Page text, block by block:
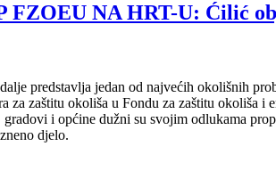
FZOEU NA HRT-U: Ćilić
predstavlja jedan od najvećih okolišnih
za zaštitu okoliša u Fondu za zaštitu okoliša
i općine dužni su svojim odlukama
djelo.